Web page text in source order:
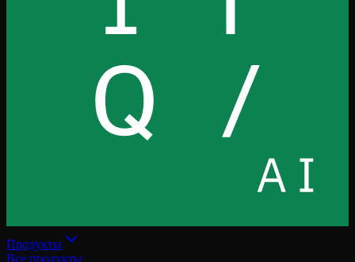
Продукты
Все продукты